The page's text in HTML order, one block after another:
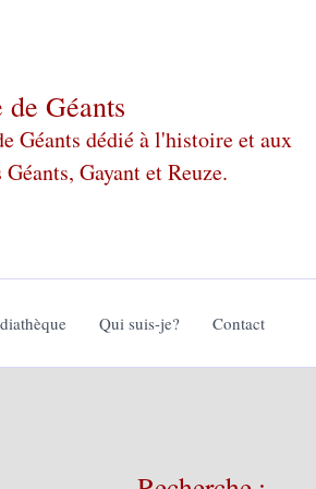
Géants
Géants dédié à l'histoire et aux
Gayant et Reuze.
Qui suis-je? Contact